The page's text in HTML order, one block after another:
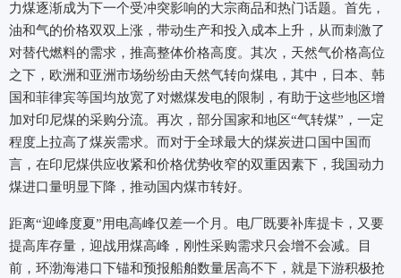
力煤逐渐成为下一个受冲突影响的大宗商品和热门话题。首先，
油和气的价格双双上涨，带动生产和投入成本上升，从而刺激了
对替代燃料的需求，推高整体价格高度。其次，天然气价格高位
之下，欧洲和亚洲市场纷纷由天然气转向煤电，其中，日本、韩
国和菲律宾等国均放宽了对燃煤发电的限制，有助于这些地区增
加对印尼煤的采购分流。再次，部分国家和地区“气转煤”，一定
程度上拉高了煤炭需求。而对于全球最大的煤炭进口国中国而
言，在印尼煤供应收紧和价格优势收窄的双重因素下，我国动力
煤进口量明显下降，推动国内煤市转好。
距离“迎峰度夏”用电高峰仅差一个月。电厂既要补库提卡，又要
提高库存量，迎战用煤高峰，刚性采购需求只会增不会减。目
前，环渤海港口下锚和预报船舶数量居高不下，就是下游积极抢